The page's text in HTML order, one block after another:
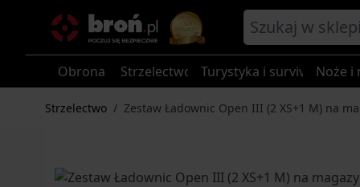
Obrona Strzelectwo Turystyka i survival Noże i
Strzelectwo / Zestaw Ładownic Open III (2 XS+1 M) na